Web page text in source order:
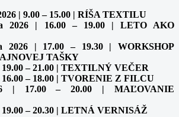
| 9.00 – 15.00 | RÍŠA TEXTILU
2026 | 16.00 – 19.00 | LETO AKO
2026 | 17.00 – 19.30 | WORKSHOP
TAŠKY
19.00 – 21.00 | TEXTILNÝ VEČER
16.00 – 18.00 | TVORENIE Z FILCU
| 17.00 – 20.00 | MAĽOVANIE
19.00 – 20.30 | LETNÁ VERNISÁŽ